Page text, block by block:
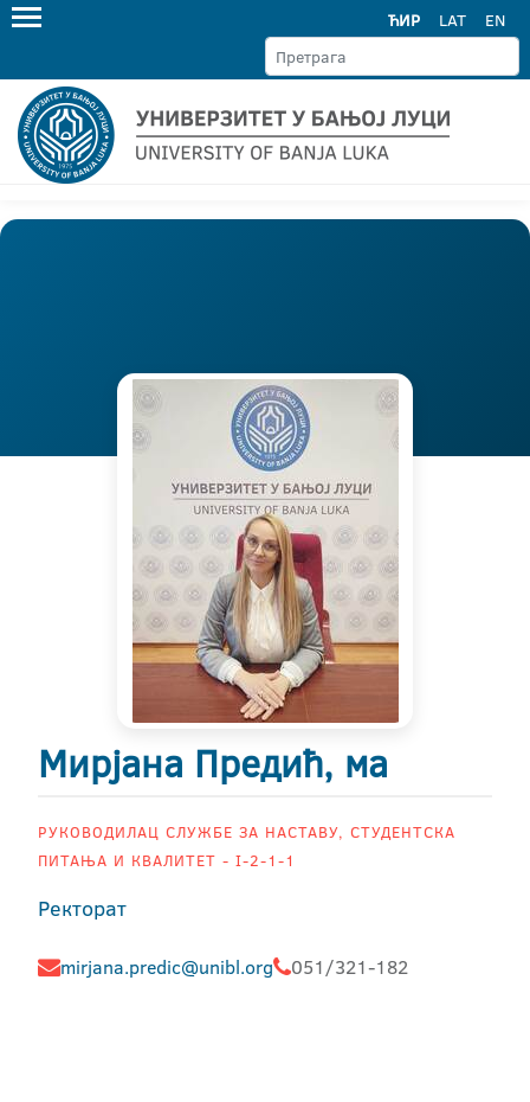
ЋИР LAT EN
Мирјана Предић, ма
РУКОВОДИЛАЦ СЛУЖБЕ ЗА НАСТАВУ, СТУДЕНТСКА
ПИТАЊА И КВАЛИТЕТ - I-2-1-1
Ректорат
mirjana.predic@unibl.org 051/321-182